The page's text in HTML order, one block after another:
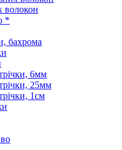
волокон
*
бахрома
6мм
25мм
1см